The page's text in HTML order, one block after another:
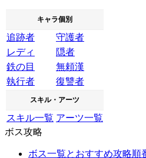
キャラ個別
追跡者
守護者
レディ
隠者
鉄の目
無頼漢
執行者
復讐者
スキル・アーツ
スキル一覧 アーツ一覧
ボス攻略
ボス一覧とおすすめ攻略順